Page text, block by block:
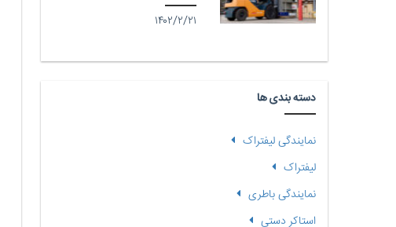
۱۴۰۲/۲/۲۱
دسته بندی ها
نمایندگی لیفتراک
لیفتراک
نمایندگی باطری
استاکر دستی